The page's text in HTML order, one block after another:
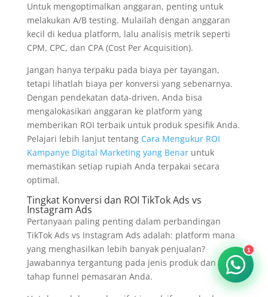
Untuk mengoptimalkan anggaran, penting untuk
melakukan A/B testing. Mulailah dengan anggaran
kecil di kedua platform, lalu analisis metrik seperti
CPM, CPC, dan CPA (Cost Per Acquisition).
Jangan hanya terpaku pada biaya per tayangan,
tetapi lihatlah biaya per konversi yang sebenarnya.
Dengan pendekatan data-driven, Anda bisa
mengalokasikan anggaran ke platform yang
memberikan ROI terbaik untuk produk spesifik Anda.
Pelajari lebih lanjut tentang Cara Mengukur ROI
Kampanye Digital Marketing yang Benaruntuk
memastikan setiap rupiah Anda terpakai secara
optimal.
Tingkat Konversi dan ROI TikTok Ads vs
Instagram Ads
Pertanyaan paling penting dalam perbandingan
TikTok Ads vs Instagram Ads adalah: platform mana
yang menghasilkan lebih banyak penjualan?
Jawabannya tergantung pada jenis produk dan
tahap funnel pemasaran Anda.
1